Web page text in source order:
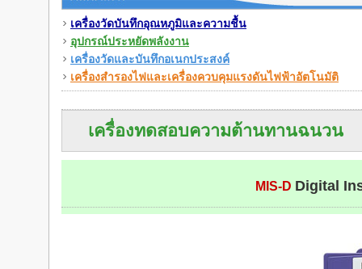
เครื่องวัดบันทึกอุณหภูมิและความชื้น
อุปกรณ์ประหยัดพลังงาน
เครื่องวัดและบันทึกอเนกประสงค์
เครื่องสำรองไฟและเครื่องควบคุมแรงดันไฟฟ้าอัตโนมัติ
เครื่องทดสอบความต้านทานฉนวน
MIS-D Digital